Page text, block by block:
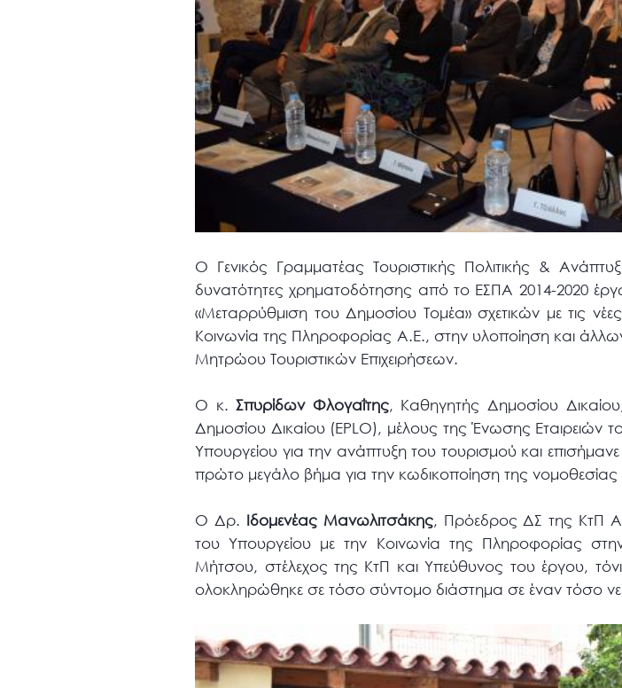
Ο Γενικός Γραμματέας Τουριστικής Πολιτικής &
δυνατότητες χρηματοδότησης από το ΕΣΠΑ 2014-2020
«Μεταρρύθμιση του Δημοσίου Τομέα» σχετικών με τις
Κοινωνία της Πληροφορίας Α.Ε., στην υλοποίηση και
Μητρώου Τουριστικών Επιχειρήσεων.
Ο κ.Σπυρίδων Φλογαΐτης, Καθηγητής Δημοσίου
Δημοσίου Δικαίου (EPLO), μέλους της Ένωσης Εταιρειών
Υπουργείου για την ανάπτυξη του τουρισμού και
πρώτο μεγάλο βήμα για την κωδικοποίηση της
Ο Δρ. Ιδομενέας Μανωλιτσάκης, Πρόεδρος ΔΣ της ΚτΠ
του Υπουργείου με την Κοινωνία της Πληροφορίας
Μήτσου, στέλεχος της ΚτΠ και Υπεύθυνος του έργου,
ολοκληρώθηκε σε τόσο σύντομο διάστημα σε έναν τόσο